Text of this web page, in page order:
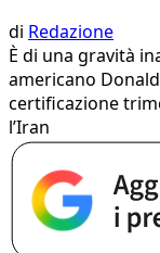
di Redazione
È di una gravità
americano
certificazione
l’Iran